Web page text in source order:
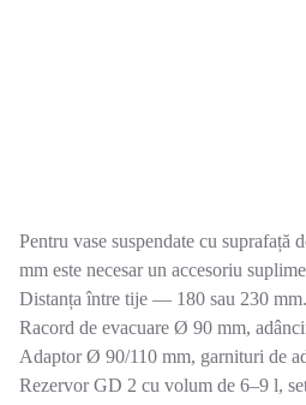
Pentru vase suspendate cu suprafață
mm este necesar un accesoriu
Distanța între tije — 180 sau 230 mm.
Racord de evacuare Ø 90 mm,
Adaptor Ø 90/110 mm, garnituri de
Rezervor GD 2 cu volum de 6–9 l,